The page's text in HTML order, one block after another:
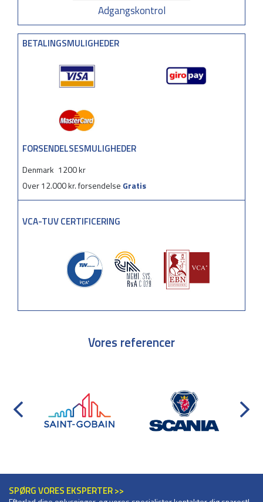
Adgangskontrol
BETALINGSMULIGHEDER
FORSENDELSESMULIGHEDER
Denmark 1200 kr
Over 12.000 kr. forsendelse Gratis
VCA-TUV CERTIFICERING
Vores referencer
SPØRG VORES EKSPERTER >>